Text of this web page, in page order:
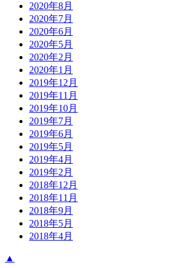
2020年8月
2020年7月
2020年6月
2020年5月
2020年2月
2020年1月
2019年12月
2019年11月
2019年10月
2019年7月
2019年6月
2019年5月
2019年4月
2019年2月
2018年12月
2018年11月
2018年9月
2018年5月
2018年4月
▲